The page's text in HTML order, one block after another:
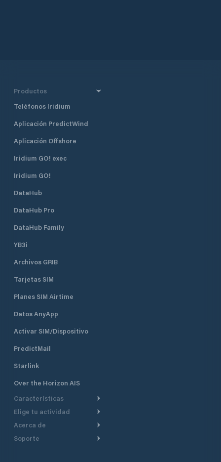
Productos
Teléfonos Iridium
Aplicación PredictWind
Aplicación Offshore
Iridium GO! exec
Iridium GO!
DataHub
DataHub Pro
DataHub Family
YB3i
Archivos GRIB
Tarjetas SIM
Planes SIM Airtime
Datos AnyApp
Activar SIM/Dispositivo
PredictMail
Starlink
Over the Horizon AIS
Características
Ruta Meteorológica
Elige tu actividad
Crucero
Navegación a motor
Acerca de
De un vistazo
Soporte